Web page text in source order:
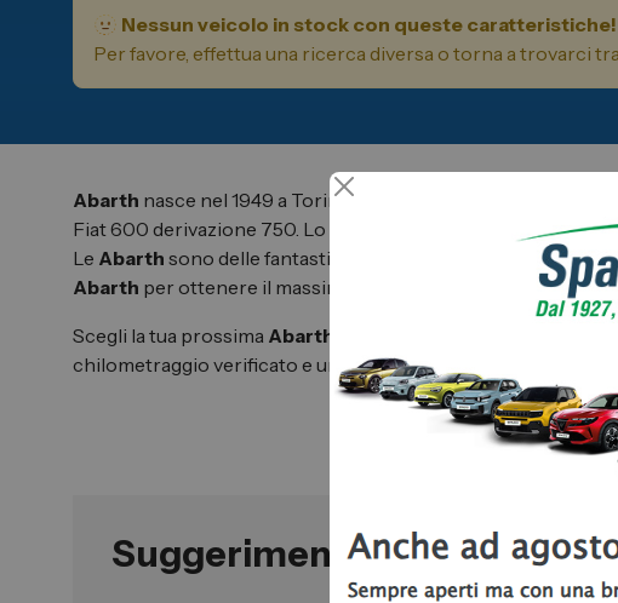
🫥 Nessun veicolo in stock con queste caratteristiche!
Per favore, effettua una ricerca diversa o torna a trovarci
Abarth nasce nel 1949 a Torino, con il primo grande
Fiat 600 derivazione 750. Lo scorpione identifica questo
Le Abarth sono delle fantastiche macchine da corsa in
Abarth per ottenere il massimo da ogni singolo cavallo.
Scegli la tua prossima Abarth km 0
chilometraggio verificato e una qualità sempre elevata.
Suggerimenti per la tua